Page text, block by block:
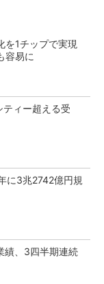
を1チップで実現
容易に
ィー超える受
に3兆2742億円規
績、3四半期連続